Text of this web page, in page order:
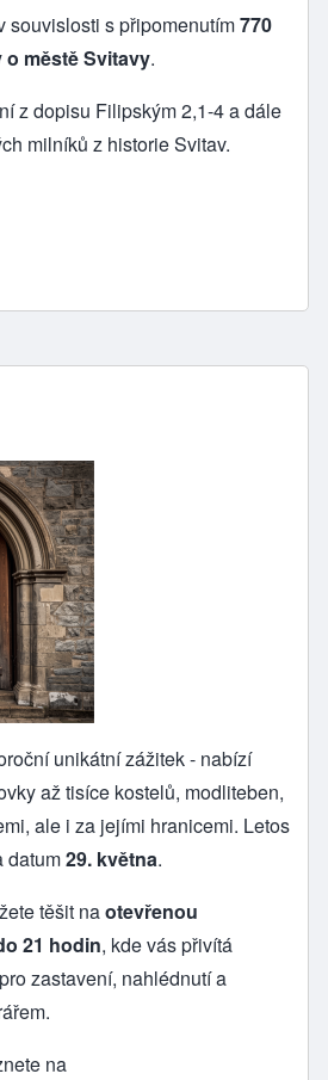
souvislosti s připomenutím770
městě Svitavy.
z dopisu Filipským 2,1-4 a dále
milníků z historie Svitav.
unikátní zážitek - nabízí
až tisíce kostelů, modliteben,
ale i za jejími hranicemi. Letos
datum29. května.
těšit naotevřenou
21 hodin, kde vás přivítá
zastavení, nahlédnutí a
na